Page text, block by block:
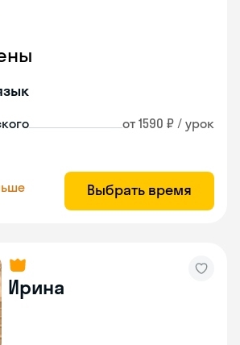
от 1590 ₽ / урок
Выбрать время
Ирина